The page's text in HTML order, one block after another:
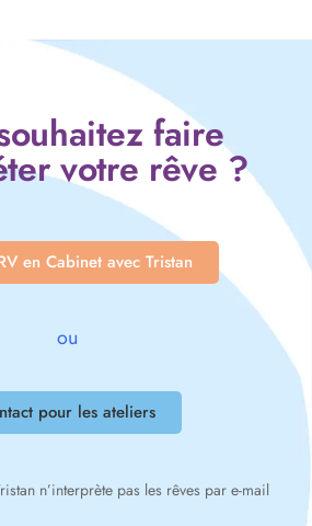
faire
votre rêve ?
en Cabinet avec Tristan
ou
pour les ateliers
n’interprète pas les rêves par e-mail